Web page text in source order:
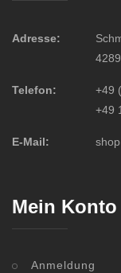
Adresse:
Telefon:
+49
+49
E-Mail:
Mein Konto
Anmeldung